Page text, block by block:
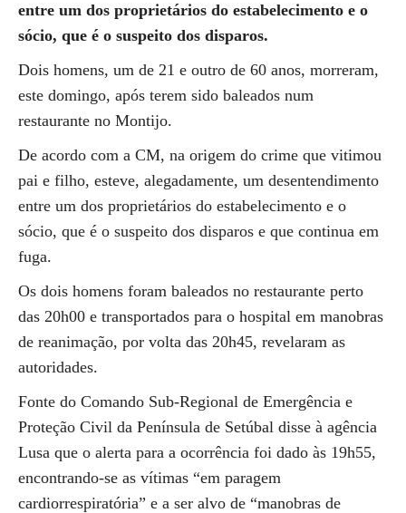
entre um dos proprietários do estabelecimento e o
sócio, que é o suspeito dos disparos.
Dois homens, um de 21 e outro de 60 anos, morreram,
este domingo, após terem sido baleados num
restaurante no Montijo.
De acordo com a CM, na origem do crime que vitimou
pai e filho, esteve, alegadamente, um desentendimento
entre um dos proprietários do estabelecimento e o
sócio, que é o suspeito dos disparos e que continua em
fuga.
Os dois homens foram baleados no restaurante perto
das 20h00 e transportados para o hospital em manobras
de reanimação, por volta das 20h45, revelaram as
autoridades.
Fonte do Comando Sub-Regional de Emergência e
Proteção Civil da Península de Setúbal disse à agência
Lusa que o alerta para a ocorrência foi dado às 19h55,
encontrando-se as vítimas “em paragem
cardiorrespiratória” e a ser alvo de “manobras de